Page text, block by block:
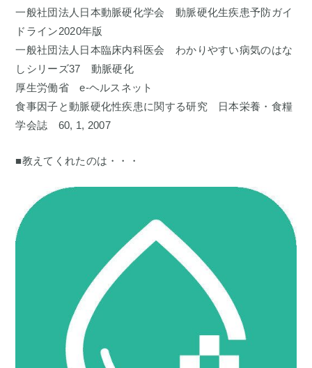
一般社団法人日本動脈硬化学会 動脈硬化生疾患予防ガイ
ドライン2020年版
一般社団法人日本臨床内科医会 わかりやすい病気のはな
しシリーズ37 動脈硬化
厚生労働省 e-ヘルスネット
食事因子と動脈硬化性疾患に関する研究 日本栄養・食糧
学会誌 60, 1, 2007
■教えてくれたのは・・・